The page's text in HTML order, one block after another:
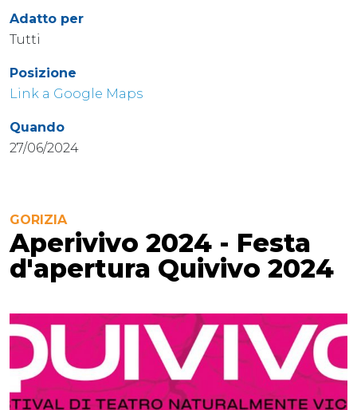
Adatto per
Tutti
Posizione
Link a Google Maps
Quando
27/06/2024
GORIZIA
Aperivivo 2024 - Festa
d'apertura Quivivo 2024